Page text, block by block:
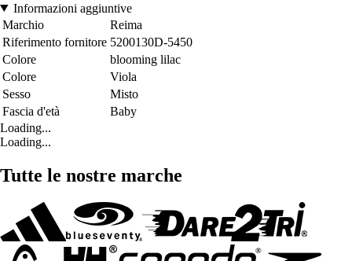
Informazioni aggiuntive
Marchio
Reima
Riferimento fornitore 5200130D-5450
Colore
blooming lilac
Colore
Viola
Sesso
Misto
Fascia d'età
Baby
Loading...
Loading...
Tutte le nostre marche